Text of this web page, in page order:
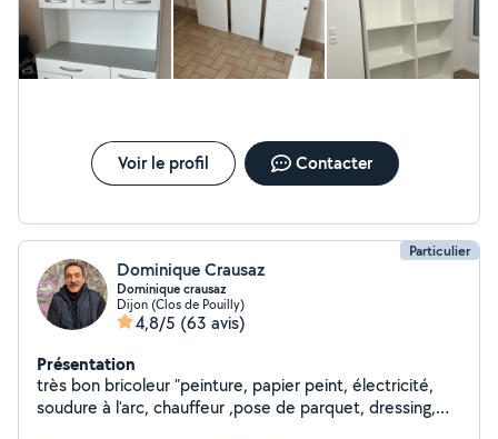
Voir le profil Contacter
Particulier
Dominique Crausaz
Dominique crausaz
Dijon (Clos de Pouilly)
4,8/5 (63 avis)
Présentation
très bon bricoleur "peinture, papier peint, électricité,
soudure à l'arc, chauffeur ,pose de parquet, dressing,